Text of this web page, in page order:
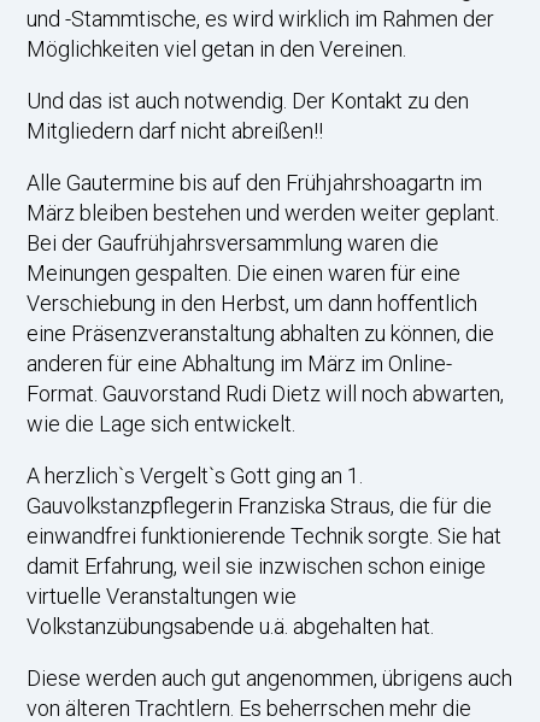
und -Stammtische, es wird wirklich im Rahmen der
Möglichkeiten viel getan in den Vereinen.
Und das ist auch notwendig. Der Kontakt zu den
Mitgliedern darf nicht abreißen!!
Alle Gautermine bis auf den Frühjahrshoagartn im
März bleiben bestehen und werden weiter geplant.
Bei der Gaufrühjahrsversammlung waren die
Meinungen gespalten. Die einen waren für eine
Verschiebung in den Herbst, um dann hoffentlich
eine Präsenzveranstaltung abhalten zu können, die
anderen für eine Abhaltung im März im Online-
Format. Gauvorstand Rudi Dietz will noch abwarten,
wie die Lage sich entwickelt.
A herzlich`s Vergelt`s Gott ging an 1.
Gauvolkstanzpflegerin Franziska Straus, die für die
einwandfrei funktionierende Technik sorgte. Sie hat
damit Erfahrung, weil sie inzwischen schon einige
virtuelle Veranstaltungen wie
Volkstanzübungsabende u.ä. abgehalten hat.
Diese werden auch gut angenommen, übrigens auch
von älteren Trachtlern. Es beherrschen mehr die